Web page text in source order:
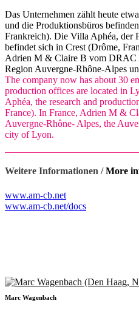
Das Unternehmen zählt heute
und die Produktionsbüros
Frankreich). Die Villa Aphéa, der
befindet sich in Crest (Drôme,
Adrien M & Claire B vom DRAC
Region Auvergne-Rhône-Alpes
The company now has about 30
production offices are located in
Aphéa, the research and
France). In France, Adrien M &
Auvergne-Rhône- Alpes, the
city of Lyon.
Weitere Informationen /More
www.am-cb.net
www.am-cb.net/docs
Marc Wagenbach